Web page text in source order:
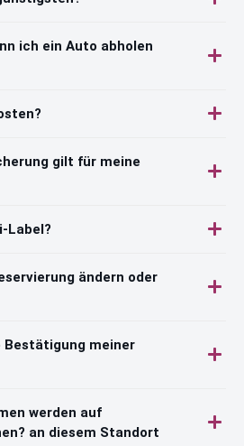
ich ein Auto abholen
gilt für meine
Label?
ändern oder
Bestätigung meiner
werden auf
an diesem Standort